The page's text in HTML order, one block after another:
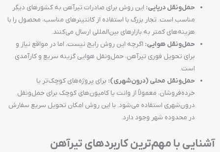
حمل‌ونقل دریایی: این روش برای صادرات تیرآهن به کشورهای دیگر
مناسب است. تجار بزرگ با استفاده از کانتینرهای مناسب، محصول را با
هزینه‌های کمتر به بازارهای بین‌المللی ارسال می‌کنند.
حمل‌ونقل هوایی: اگرچه این روش رایج نیست، اما در مواقع نیاز و
برای تحویل فوری تیرآهن، حمل‌ونقل هوایی گزینه سریع و کارآمدی
است.
حمل‌ونقل محلی (درون‌شهری): برای پروژه‌های کوچک‌تر یا
خرده‌فروشان، معمولاً از وانت یا کامیون‌های کوچک برای حمل‌ونقل
درون‌شهری استفاده می‌شود. با این روش امکان تحویل سریع سفارش
در محدوده شهر وجود دارد.
آشنایی با مهم‌ترین کاربردهای تیرآهن